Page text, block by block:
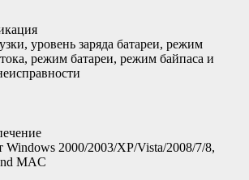
уровень заряда батареи, режим
режим батареи, режим байпаса и
Windows 2000/2003/XP/Vista/2008/7/8,
MAC